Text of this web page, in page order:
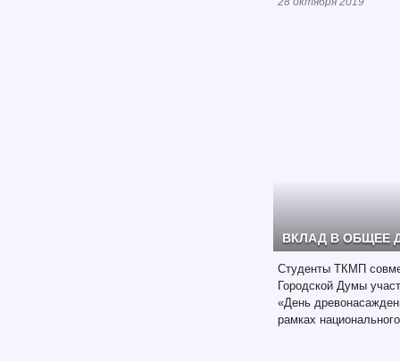
ВКЛАД В ОБЩЕЕ
Студенты ТКМП
Городской Думы
«День
рамках